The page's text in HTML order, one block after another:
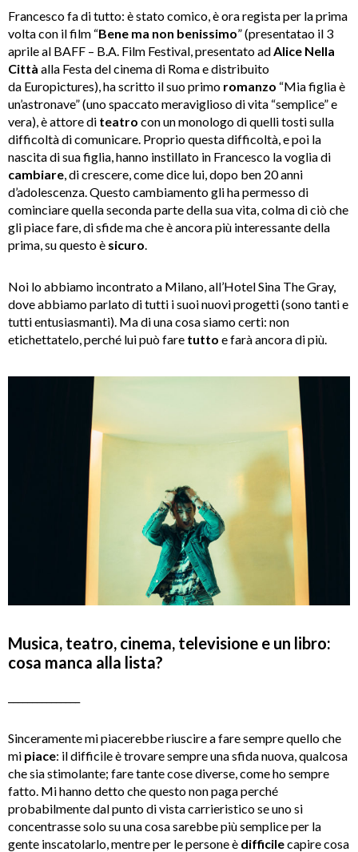
Francesco fa di tutto: è stato comico, è ora regista per la prima
volta con il film “Bene ma non benissimo” (presentatao il 3
aprile al BAFF – B.A. Film Festival, presentato adAlice Nella
Città alla Festa del cinema di Roma e distribuito
da Europictures), ha scritto il suo primo romanzo “Mia figlia è
un’astronave” (uno spaccato meraviglioso di vita “semplice” e
vera), è attore di teatro con un monologo di quelli tosti sulla
difficoltà di comunicare. Proprio questa difficoltà, e poi la
nascita di sua figlia, hanno instillato in Francesco la voglia di
cambiare, di crescere, come dice lui, dopo ben 20 anni
d’adolescenza. Questo cambiamento gli ha permesso di
cominciare quella seconda parte della sua vita, colma di ciò che
gli piace fare, di sfide ma che è ancora più interessante della
prima, su questo è sicuro.
Noi lo abbiamo incontrato a Milano, all’Hotel Sina The Gray,
dove abbiamo parlato di tutti i suoi nuovi progetti (sono tanti e
tutti entusiasmanti). Ma di una cosa siamo certi: non
etichettatelo, perché lui può fare tutto e farà ancora di più.
Musica, teatro, cinema, televisione e un libro:
cosa manca alla lista?
Sinceramente mi piacerebbe riuscire a fare sempre quello che
mi piace: il difficile è trovare sempre una sfida nuova, qualcosa
che sia stimolante; fare tante cose diverse, come ho sempre
fatto. Mi hanno detto che questo non paga perché
probabilmente dal punto di vista carrieristico se uno si
concentrasse solo su una cosa sarebbe più semplice per la
gente inscatolarlo, mentre per le persone è difficilecapire cosa